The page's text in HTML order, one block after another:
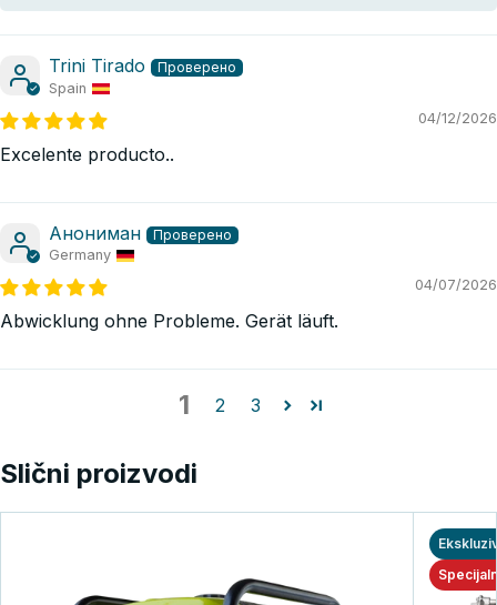
Trini Tirado
Spain
04/12/2026
Excelente producto..
Анониман
Germany
04/07/2026
Abwicklung ohne Probleme. Gerät läuft.
1 2 3
Slični proizvodi